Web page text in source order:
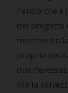
Parola che
del progetto
membri
propria
Ma la